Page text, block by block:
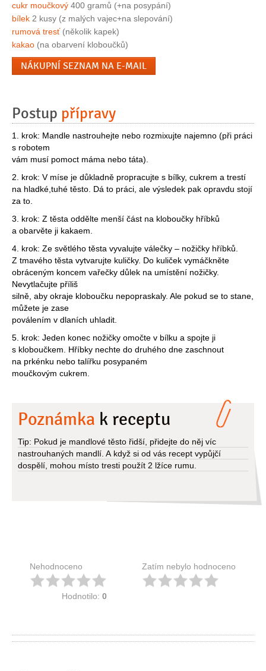
cukr moučkový 400 gramů (+na posypání)
bílek 2 kusy (z malých vajec+na slepování)
rumová tresť(několik kapek)
kakao (na obarvení kloboučků)
NÁKUPNÍ SEZNAM NA E-MAIL
Postup přípravy
1. krok: Mandle nastrouhejte nebo rozmixujte najemno (při práci
s robotem
vám musí pomoct máma nebo táta).
2. krok: V míse je důkladně propracujte s bílky, cukrem a trestí
na hladké,tuhé těsto. Dá to práci, ale výsledek pak opravdu stojí
za to.
3. krok: Z těsta oddělte menší část na kloboučky hříbků
a obarvěte ji kakaem.
4. krok: Ze světlého těsta vyvalujte válečky – nožičky hříbků.
Z tmavého těsta vytvarujte kuličky. Do kuliček vymáčkněte
obráceným koncem vařečky důlek na umístění nožičky.
Nevytlačujte příliš
silně, aby okraje kloboučku nepopraskaly. Ale pokud se to stane,
můžete je zase
poválením v dlaních uhladit.
5. krok: Jeden konec nožičky omočte v bílku a spojte ji
s kloboučkem. Hříbky nechte do druhého dne zaschnout
na prkénku nebo talířku posypaném
moučkovým cukrem.
Poznámka k receptu
Tip: Pokud je mandlové těsto řidší, přidejte do něj víc
nastrouhaných mandlí. A když si od vás recept vypůjčí
dospělí, mohou místo tresti použít 2 lžíce rumu.
Nehodnoceno
Hodnotilo: 0
Zatím nebylo hodnoceno